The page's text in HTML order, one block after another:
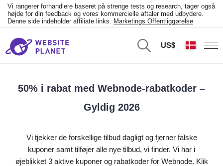
Vi rangerer forhandlere baseret på strenge tests og research, tager også
højde for din feedback og vores kommercielle aftaler med udbydere.
Denne side indeholder affiliate links. Marketings Offentliggørelse
US$
50% i rabat med Webnode-rabatkoder –
Gyldig 2026
Vi tjekker de forskellige tilbud dagligt og fjerner falske
kuponer samt tilføjer alle nye tilbud, vi finder. Vi har i
øjeblikket 3 aktive kuponer og rabatkoder for Webnode. Klik